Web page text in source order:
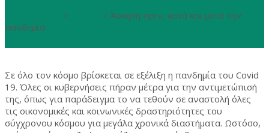
> > Άσκηση πριν, κατά και μετά την
πανδημία
Σε όλο τον κόσμο βρίσκεται σε εξέλιξη η πανδημία του Covid
19. Όλες οι κυβερνήσεις πήραν μέτρα για την αντιμετώπισή
της, όπως για παράδειγμα το να τεθούν σε αναστολή όλες
τις οικονομικές και κοινωνικές δραστηριότητες του
σύγχρονου κόσμου για μεγάλα χρονικά διαστήματα. Ωστόσο,